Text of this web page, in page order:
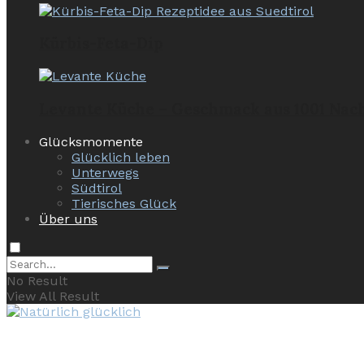
Glücksmomente
Glücklich leben
Unterwegs
Südtirol
Tierisches Glück
Über uns
No Result
View All Result